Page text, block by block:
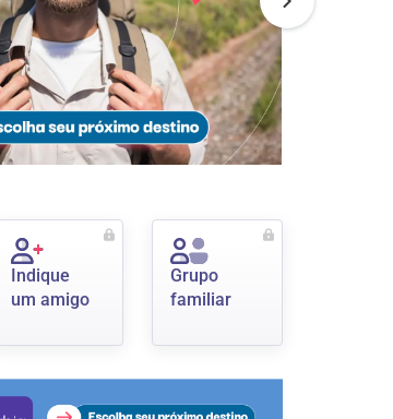
Indique
um amigo
Grupo
familiar